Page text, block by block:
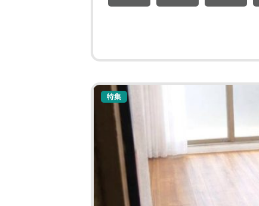
特集